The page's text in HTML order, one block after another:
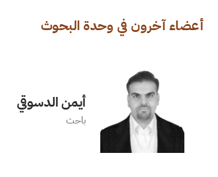
أعضاء آخرون في وحدة البحوث
أيمن الدسوقي
باحث